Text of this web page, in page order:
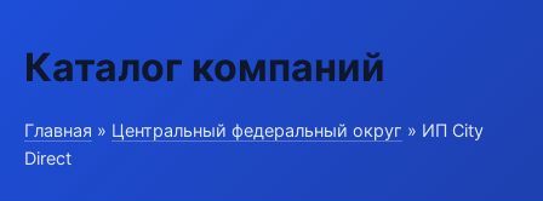
Каталог компаний
Главная » Центральный федеральный округ » ИП City
Direct